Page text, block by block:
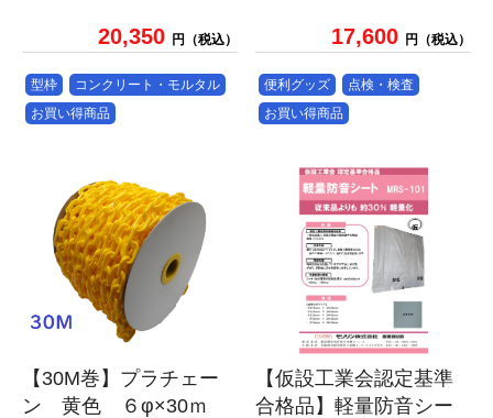
20,350 円（税込）
型枠
コンクリート・モルタル
お買い得商品
17,600 円（税込）
便利グッズ
点検・検査
お買い得商品
【30M巻】プラチェー
ン 黄色 ６φ×30ｍ
【仮設工業会認定基準
合格品】軽量防音シー